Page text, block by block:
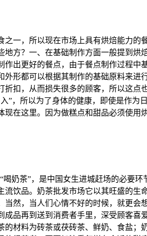
一，所以现在市场上具有烘焙能力
方？一、在基础制作方面一般提到
出更好的餐点，由于餐点制作过程
形都可以根据其制作的基础原料来
扣，从而损失很多的顾客，所以这
”，所以为了身体的健康，即使是作
在这里。因为做糕点和甜品必须使
喝奶茶”，是中国女生进城赶场的必要
饮品。奶茶批发市场它以其旺盛的
然，当人们心情不好的时候，就更
品再到送到消费者手里，深受顾客
材料为砖茶或茯砖茶、鲜奶、食盐